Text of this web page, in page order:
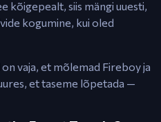
kõigepealt, siis mängi uuesti,
kogumine, kui oled
on vaja, et mõlemad Fireboy ja
et taseme lõpetada —